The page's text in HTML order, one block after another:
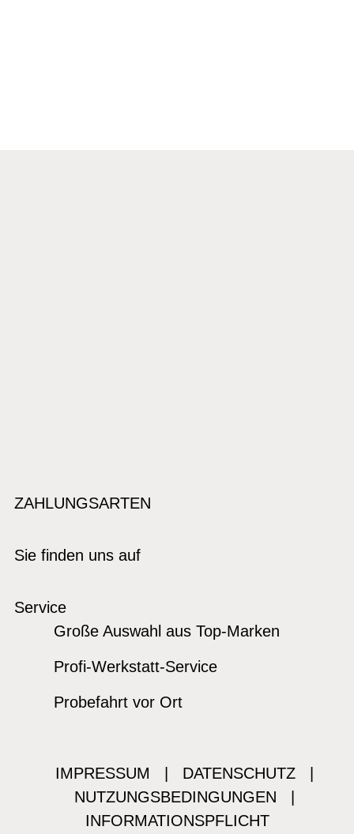
ZAHLUNGSARTEN
Sie finden uns auf
Service
Große Auswahl aus Top-Marken
Profi-Werkstatt-Service
Probefahrt vor Ort
IMPRESSUM DATENSCHUTZ
NUTZUNGSBEDINGUNGEN
INFORMATIONSPFLICHT